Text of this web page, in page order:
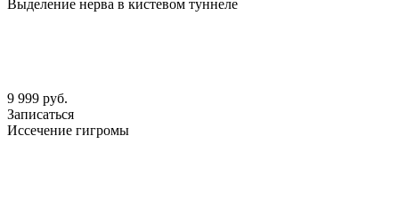
Выделение нерва в кистевом туннеле
9 999 руб.
Записаться
Иссечение гигромы